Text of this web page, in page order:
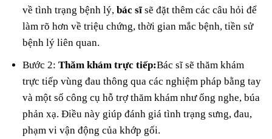
về tình trạng bệnh lý,bác sĩ sẽ đặt thêm các câu hỏi để
làm rõ hơn về triệu chứng, thời gian mắc bệnh, tiền sử
bệnh lý liên quan.
Bước 2: Thăm khám trực tiếp:Bác sĩ sẽ thăm khám
trực tiếp vùng đau thông qua các nghiệm pháp bằng tay
và một số công cụ hỗ trợ thăm khám như ống nghe, búa
phản xạ. Điều này giúp đánh giá tình trạng sưng, đau,
phạm vi vận động của khớp gối.